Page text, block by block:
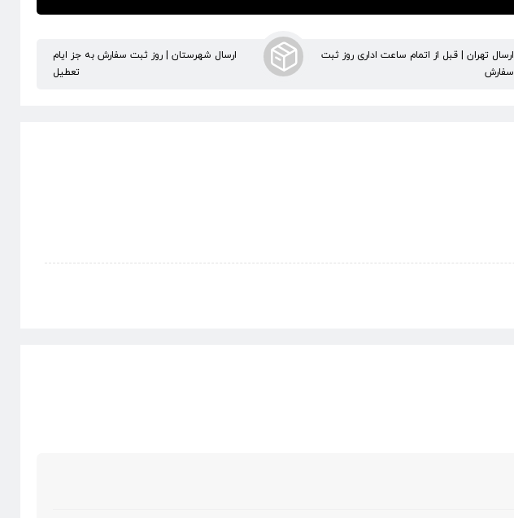
ارسال تهران | قبل از اتمام ساعت اداری روز ثبت
سفارش
ارسال شهرستان | روز ثبت سفارش به جز ایام
تعطیل